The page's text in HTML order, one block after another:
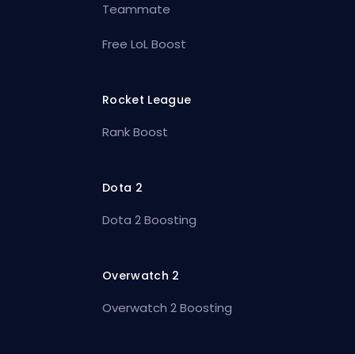
Teammate
Free LoL Boost
Rocket League
Rank Boost
Dota 2
Dota 2 Boosting
Overwatch 2
Overwatch 2 Boosting